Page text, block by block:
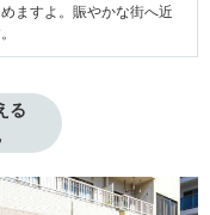
ますよ。賑やかな街へ近
る